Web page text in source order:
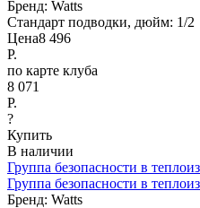
Бренд: Watts
Стандарт подводки, дюйм: 1/2
Цена8 496
Р.
по карте клуба
8 071
Р.
?
Купить
В наличии
Группа безопасности в
Группа безопасности в
Бренд: Watts